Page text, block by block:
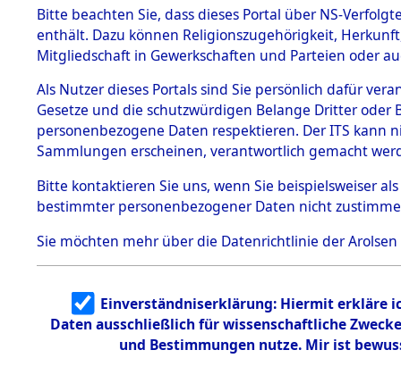
BESTÄNDE
1.
mente
5. Verschiedenes
5.3
Todesmärsche
5.3.1 Alliierte
Erhebungen
zu
Todesmärsch
en
5.3.2
Identifizierun
g
5.3.3
Todesmärsch
auf dem
zur
Roding)
Leben
0005
Bitte beachten Sie, dass dieses Portal über NS-
enthält. Dazu können Religionszugehörigkeit,
Mitgliedschaft in Gewerkschaften und Parteien oder
Als Nutzer dieses Portals sind Sie persönlich dafür
Gesetze und die schutzwürdigen Belange Dritter
personenbezogene Daten respektieren. Der ITS
Sammlungen erscheinen, verantwortlich gemacht
Bitte kontaktieren Sie uns, wenn Sie beispielsweiser
bestimmter personenbezogener Daten nicht
Sie möchten mehr über die Datenrichtlinie der Arolsen
Einverständniserklärung: Hiermit erkläre
Daten ausschließlich für wissenschaftliche
und Bestimmungen nutze. Mir ist